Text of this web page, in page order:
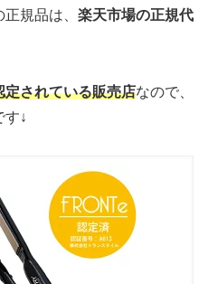
規品は、 楽天市場の正規代
定されている販売店なので、
す↓